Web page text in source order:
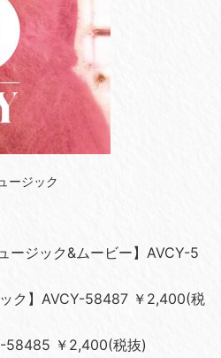
ージック
ージック&ムービー】AVCY-5
ク】AVCY-58487 ￥2,400(税
58485 ￥2,400(税抜)